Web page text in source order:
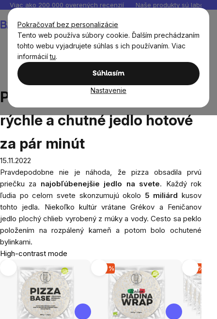
Pokračovať bez personalizácie
Tento web používa súbory cookie. Ďalším prechádzaním
tohto webu vyjadrujete súhlas s ich používaním. Viac
informáciítu.
Súhlasím
Nastavenie
Prejsť
obsah
Viac ako 200 000 overených recenzií Naše produkty sú
košík
Pizza base - jednoduché, rýchle a chutné jedlo
hotové za pár minút
Pizza base - jednoduché,
rýchle a chutné jedlo hotové
za pár minút
15.11.2022
Pravdepodobnenie je náhoda, že pizza obsadila prvú
priečku za najobľúbenejšie jedlo na svete. Každý rok
ľudia po celom svete skonzumujú okolo 5 miliárd kusov
tohto jedla. Niekoľko kultúr vrátane Grékov a Feničanov
jedlo plochý chlieb vyrobený z múky a vody. Cesto sa peklo
položením na rozpálený kameň a potom bolo ochutené
bylinkami.
High-contrast mode
-20 % -16 %